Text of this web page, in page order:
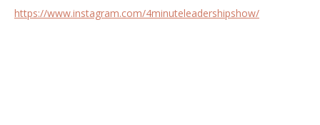
https://www.instagram.com/4minuteleadershipshow/